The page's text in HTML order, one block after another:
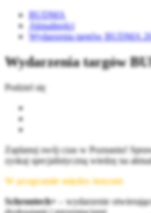
BUDMA
Aktualności
Wydarzenia targów BUDMA
Wydarzenia targów
Podziel się
Zaplanuj swój czas w Poznaniu!
zyskaj specjalistyczną wiedzę na
W programie między innymi:
Schrontech+ – wydarzenie